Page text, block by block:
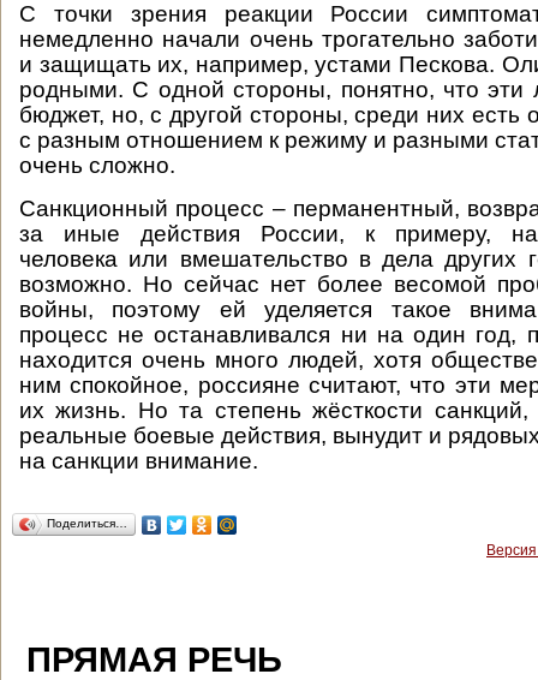
С точки зрения реакции России
немедленно начали очень трогательно
и защищать их, например, устами Пескова.
родными. С одной стороны, понятно, что эти
бюджет, но, с другой стороны, среди них есть
с разным отношением к режиму и разными
очень сложно.
Санкционный процесс – перманентный,
за иные действия России, к примеру,
человека или вмешательство в дела других
возможно. Но сейчас нет более весомой
войны, поэтому ей уделяется такое
процесс не останавливался ни на один год,
находится очень много людей, хотя
ним спокойное, россияне считают, что эти
их жизнь. Но та степень жёсткости санкций,
реальные боевые действия, вынудит и
на санкции внимание.
Поделиться…
ПРЯМАЯ РЕЧЬ